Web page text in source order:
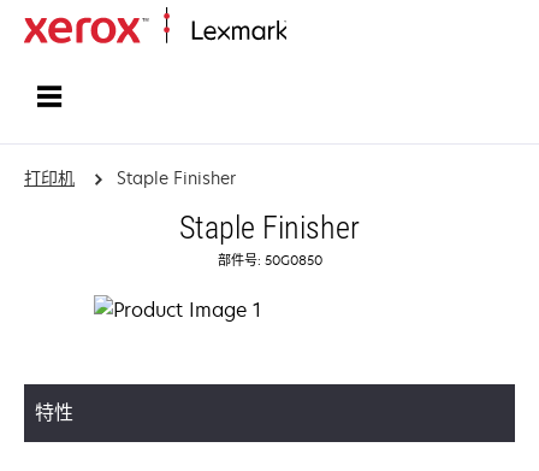
打印机 Staple Finisher
Staple Finisher
部件号: 50G0850
特性